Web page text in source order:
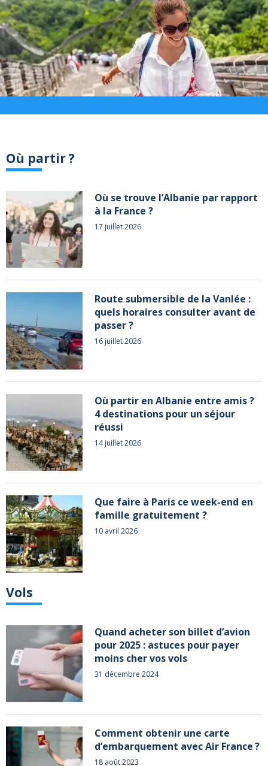
Où partir ?
Où se trouve l’Albanie par rapport
à la France ?
17 juillet 2026
Route submersible de la Vanlée :
quels horaires consulter avant de
passer ?
16 juillet 2026
Où partir en Albanie entre amis ?
4 destinations pour un séjour
réussi
14 juillet 2026
Que faire à Paris ce week-end en
famille gratuitement ?
10 avril 2026
Vols
Quand acheter son billet d’avion
pour 2025 : astuces pour payer
moins cher vos vols
31 décembre 2024
Comment obtenir une carte
d’embarquement avec Air France ?
18 août 2023